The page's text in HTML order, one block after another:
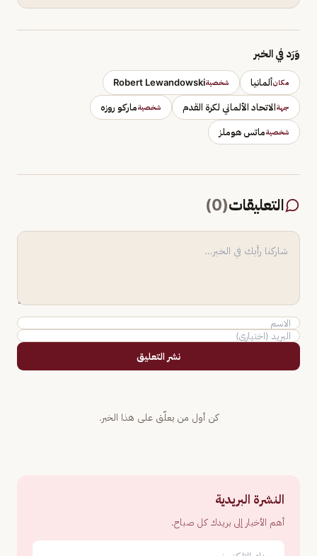
وَرَد في الخبر
مكانألمانيا شخصيةRobert Lewandowski
جهةالاتحاد الألماني لكرة القدم شخصيةماركو روزه
شخصيةماتس هوملز
التعليقات(
0
)
نشر التعليق
كن أول من يعلّق على هذا الخبر.
النشرة البريدية
أهم الأخبار إلى بريدك كل صباح.